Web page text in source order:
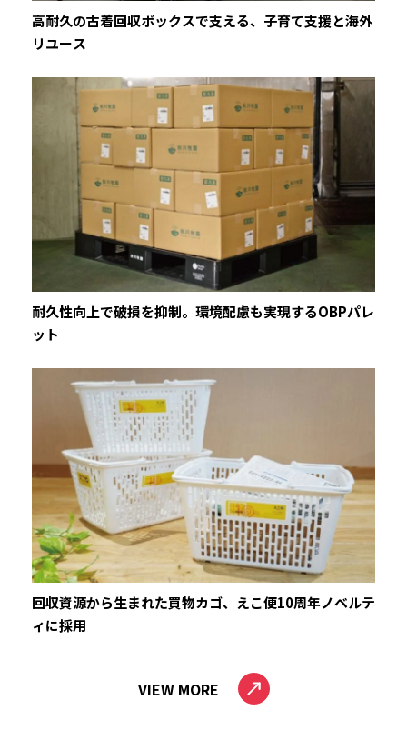
高耐久の古着回収ボックスで支える、子育て支援と海外
リユース
耐久性向上で破損を抑制。環境配慮も実現するOBPパレ
ット
回収資源から生まれた買物カゴ、えこ便10周年ノベルテ
ィに採用
VIEW MORE